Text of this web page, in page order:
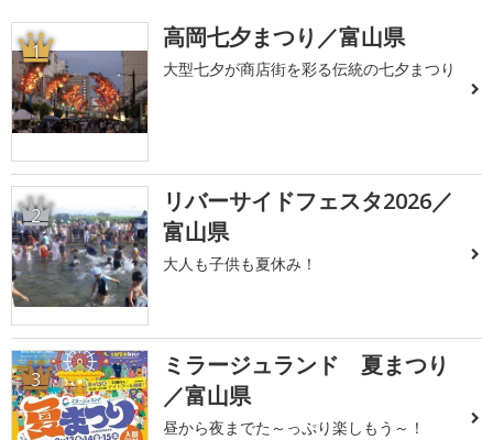
1 高岡七夕まつり／富山県
大型七夕が商店街を彩る伝統の七夕まつり
2
リバーサイドフェスタ2026／
富山県
大人も子供も夏休み！
3
ミラージュランド 夏まつり
／富山県
昼から夜までた～っぷり楽しもう～！